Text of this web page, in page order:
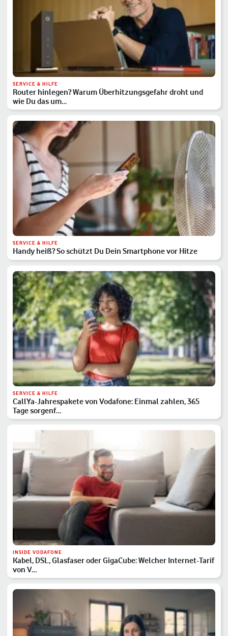
SERVICE & HILFE
Router hinlegen? Warum Überhitzungsgefahr droht und
wie Du das um…
SERVICE & HILFE
Handy heiß? So schützt Du Dein Smartphone vor Hitze
SERVICE & HILFE
CallYa-Jahrespakete von Vodafone: Einmal zahlen, 365
Tage sorgenf…
INSIDE VODAFONE
Kabel, DSL, Glasfaser oder GigaCube: Welcher Internet-Tarif
von V…